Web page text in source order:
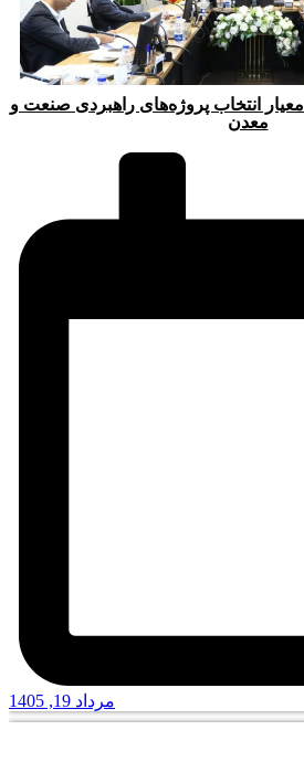
سمیعی‌ نژاد اعلام کرد: 5 معیار انتخاب پروژه‌های راهبردی صنعت و
معدن
مرداد 19, 1405